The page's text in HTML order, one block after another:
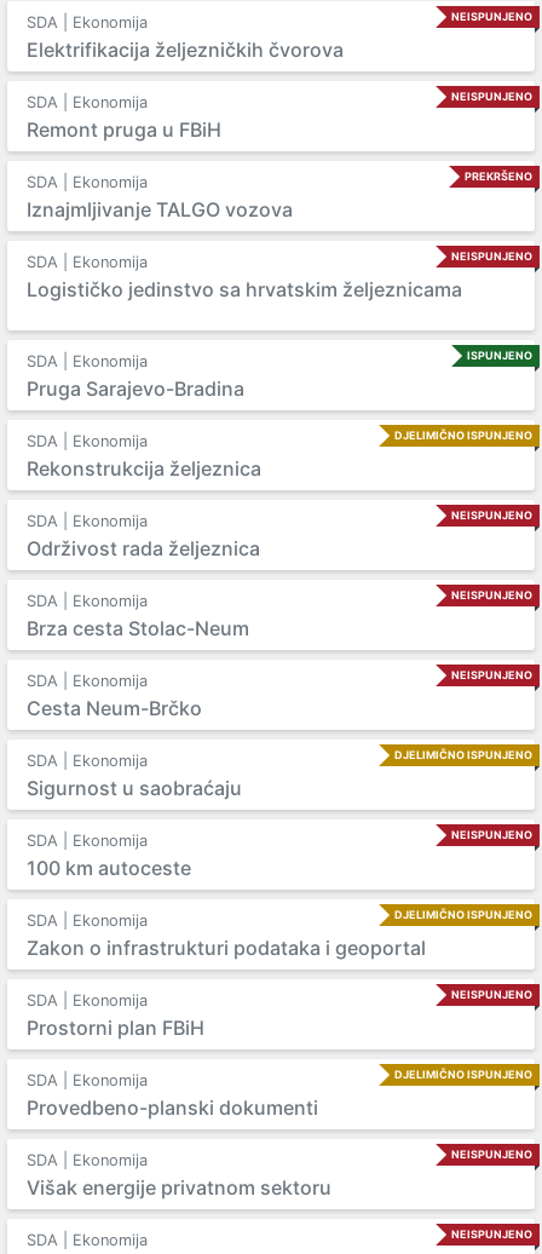
NEISPUNJENO
SDA | Ekonomija
Elektrifikacija željezničkih čvorova
NEISPUNJENO
SDA | Ekonomija
Remont pruga u FBiH
PREKRŠENO
SDA | Ekonomija
Iznajmljivanje TALGO vozova
NEISPUNJENO
SDA | Ekonomija
Logističko jedinstvo sa hrvatskim željeznicama
ISPUNJENO
SDA | Ekonomija
Pruga Sarajevo-Bradina
DJELIMIČNO ISPUNJENO
SDA | Ekonomija
Rekonstrukcija željeznica
NEISPUNJENO
SDA | Ekonomija
Održivost rada željeznica
NEISPUNJENO
SDA | Ekonomija
Brza cesta Stolac-Neum
NEISPUNJENO
SDA | Ekonomija
Cesta Neum-Brčko
DJELIMIČNO ISPUNJENO
SDA | Ekonomija
Sigurnost u saobraćaju
NEISPUNJENO
SDA | Ekonomija
100 km autoceste
DJELIMIČNO ISPUNJENO
SDA | Ekonomija
Zakon o infrastrukturi podataka i geoportal
NEISPUNJENO
SDA | Ekonomija
Prostorni plan FBiH
DJELIMIČNO ISPUNJENO
SDA | Ekonomija
Provedbeno-planski dokumenti
NEISPUNJENO
SDA | Ekonomija
Višak energije privatnom sektoru
NEISPUNJENO
SDA | Ekonomija